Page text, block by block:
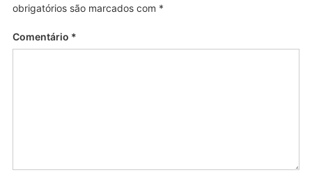
obrigatórios são marcados com *
Comentário *